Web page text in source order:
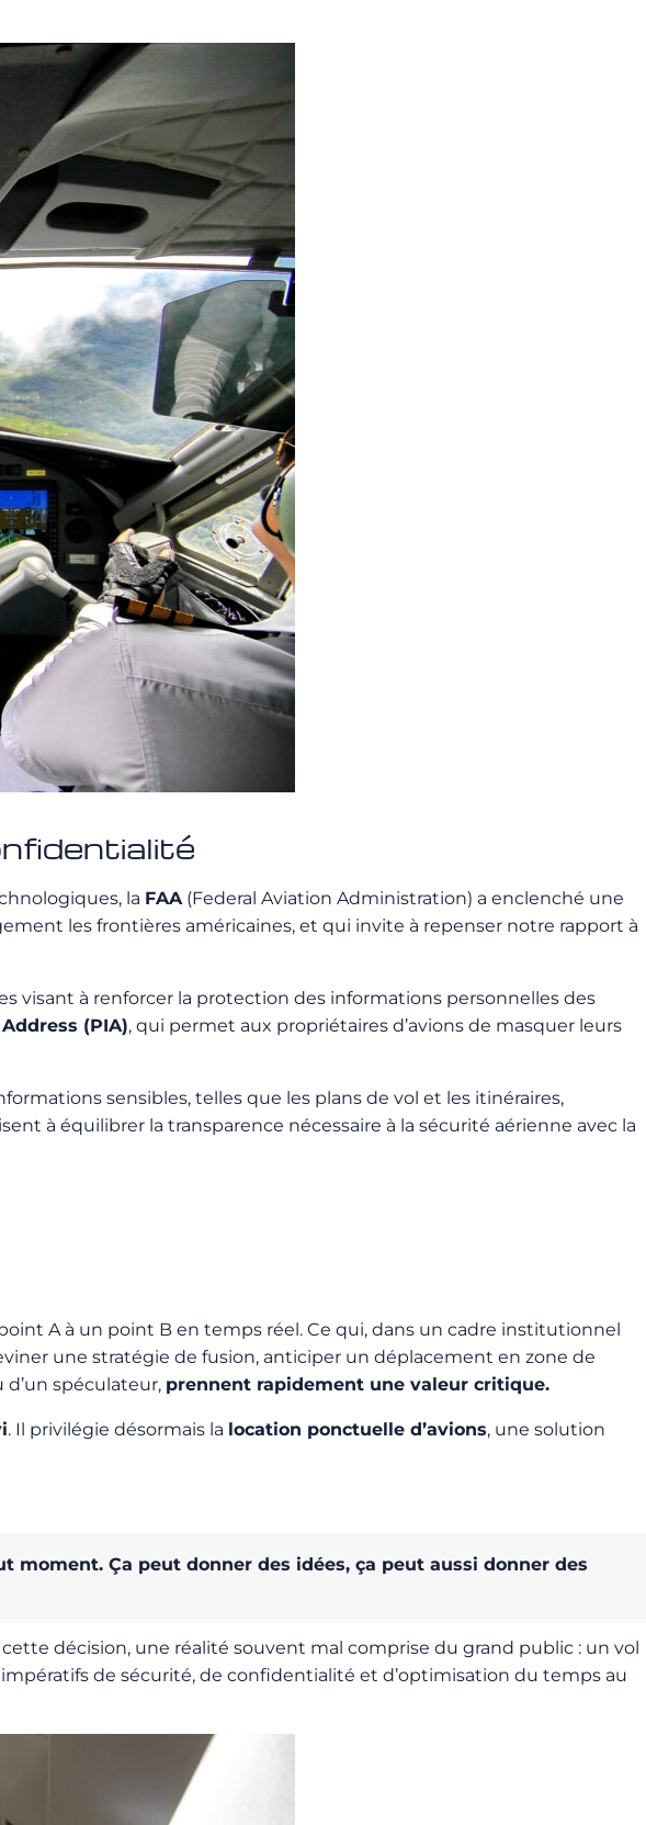
la FAA(Federal Aviation Administration) a enclenché une
les frontières américaines, et qui invite à repenser notre rapport à
visant à renforcer la protection des informations personnelles des
(PIA), qui permet aux propriétaires d’avions de masquer leurs
sensibles, telles que les plans de vol et les itinéraires,
à équilibrer la transparence nécessaire à la sécurité aérienne avec la
A à un point B en temps réel. Ce qui, dans un cadre institutionnel
une stratégie de fusion, anticiper un déplacement en zone de
spéculateur, prennent rapidement une valeur critique.
. Il privilégie désormais la location ponctuelle d’avions, une solution
moment. Ça peut donner des idées, ça peut aussi donner des
décision, une réalité souvent mal comprise du grand public : un vol
de sécurité, de confidentialité et d’optimisation du temps au